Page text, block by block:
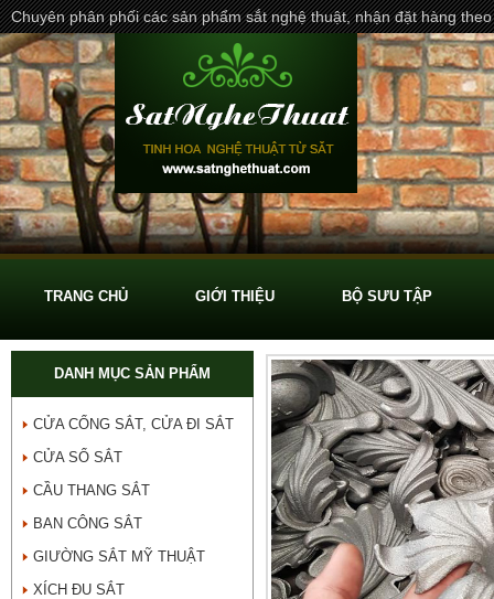
Chuyên phân phối các sản phẩm sắt nghệ thuật, nhận đặt hàng
TRANG CHỦ GIỚI THIỆU BỘ SƯU TẬP
DANH MỤC SẢN PHẨM
CỬA CỔNG SẮT, CỬA ĐI SẮT
CỬA SỔ SẮT
CẦU THANG SẮT
BAN CÔNG SẮT
GIƯỜNG SẮT MỸ THUẬT
XÍCH ĐU SẮT